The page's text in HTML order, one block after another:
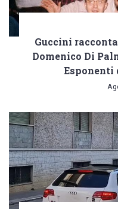
Guccini
Domenico Di
Esponenti